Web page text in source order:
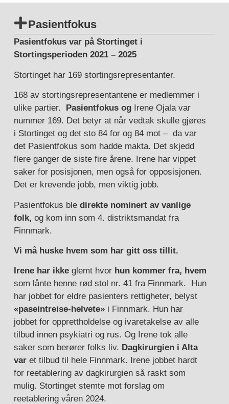
Pasientfokus
Pasientfokus var på Stortinget i
Stortingsperioden 2021 – 2025
Stortinget har 169 stortingsrepresentanter.
168 av stortingsrepresentantene er medlemmer i
ulike partier.
Pasientfokus og Irene Ojala var
nummer 169. Det betyr at når vedtak skulle gjøres
i Stortinget og det sto 84 for og 84 mot – da var
det Pasientfokus som hadde makta. Det skjedd
flere ganger de siste fire årene. Irene har vippet
saker for posisjonen, men også for opposisjonen.
Det er krevende jobb, men viktig jobb.
Pasientfokus ble direkte nominert av vanlige
folk, og kom inn som 4. distriktsmandat fra
Finnmark.
Vi må huske hvem som har gitt oss tillit.
Irene har ikke glemt hvorhun kommer fra, hvem
som lånte henne rød stol nr. 41 fra Finnmark. Hun
har jobbet for eldre pasienters rettigheter, belyst
«paseintreise-helvete»i Finnmark. Hun har
jobbet for opprettholdelse og ivaretakelse av alle
tilbud innen psykiatri og rus. Og Irene tok alle
saker som berører folks liv. Dagkirurgien i Alta
varet tilbud til hele Finnmark. Irene jobbet hardt
for reetablering av dagkirurgien så raskt som
mulig. Stortinget stemte mot forslag om
reetablering våren 2024.